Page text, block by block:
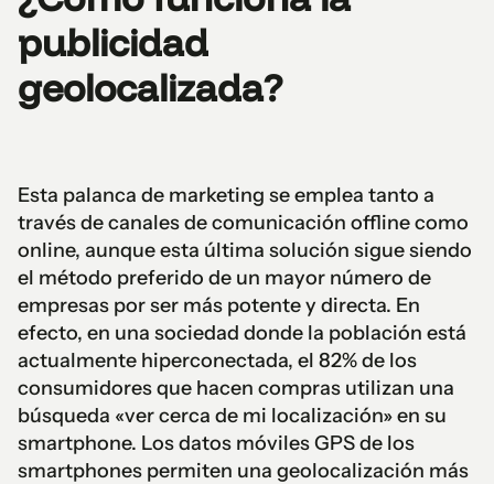
publicidad
geolocalizada?
Esta palanca de marketing se emplea tanto a
través de canales de comunicación offline como
online, aunque esta última solución sigue siendo
el método preferido de un mayor número de
empresas por ser más potente y directa. En
efecto, en una sociedad donde la población está
actualmente hiperconectada, el 82% de los
consumidores que hacen compras utilizan una
búsqueda «ver cerca de mi localización» en su
smartphone. Los datos móviles GPS de los
smartphones permiten una geolocalización más